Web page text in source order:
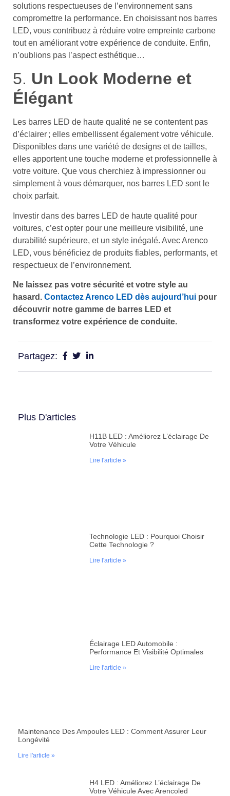
solutions respectueuses de l’environnement sans
compromettre la performance. En choisissant nos barres
LED, vous contribuez à réduire votre empreinte carbone
tout en améliorant votre expérience de conduite. Enfin,
n’oublions pas l’aspect esthétique…
5. Un Look Moderne et
Élégant
Les barres LED de haute qualité ne se contentent pas
d’éclairer ; elles embellissent également votre véhicule.
Disponibles dans une variété de designs et de tailles,
elles apportent une touche moderne et professionnelle à
votre voiture. Que vous cherchiez à impressionner ou
simplement à vous démarquer, nos barres LED sont le
choix parfait.
Investir dans des barres LED de haute qualité pour
voitures, c’est opter pour une meilleure visibilité, une
durabilité supérieure, et un style inégalé. Avec Arenco
LED, vous bénéficiez de produits fiables, performants, et
respectueux de l’environnement.
Ne laissez pas votre sécurité et votre style au
hasard. Contactez Arenco LED dès aujourd’hui pour
découvrir notre gamme de barres LED et
transformez votre expérience de conduite.
Partagez:
Plus D'articles
H11B LED : Améliorez L’éclairage De
Votre Véhicule
Lire l'article »
Technologie LED : Pourquoi Choisir
Cette Technologie ?
Lire l'article »
Éclairage LED Automobile :
Performance Et Visibilité Optimales
Lire l'article »
Maintenance Des Ampoules LED : Comment Assurer Leur
Longévité
Lire l'article »
H4 LED : Améliorez L’éclairage De
Votre Véhicule Avec Arencoled